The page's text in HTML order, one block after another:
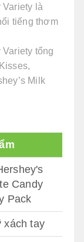
là
tiếng thơm
tổng
Milk
Candy
Pack
xách tay